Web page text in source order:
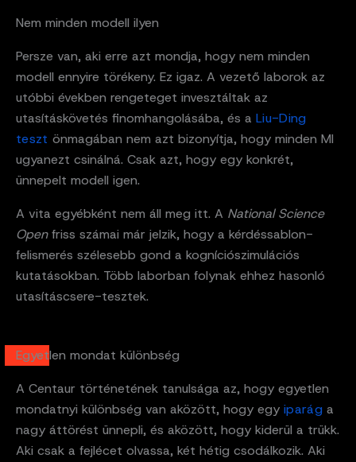
Nem minden modell ilyen
Persze van, aki erre azt mondja, hogy nem minden
modell ennyire törékeny. Ez igaz. A vezető laborok az
utóbbi években rengeteget invesztáltak az
utasításkövetés finomhangolásába, és a Liu-Ding
teszt önmagában nem azt bizonyítja, hogy minden MI
ugyanezt csinálná. Csak azt, hogy egy konkrét,
ünnepelt modell igen.
A vita egyébként nem áll meg itt. A National Science
Openfriss számai már jelzik, hogy a kérdéssablon-
felismerés szélesebb gond a kogníciószimulációs
kutatásokban. Több laborban folynak ehhez hasonló
utasításcsere-tesztek.
Egyetlen mondat különbség
A Centaur történetének tanulsága az, hogy egyetlen
mondatnyi különbség van aközött, hogy egy iparága
nagy áttörést ünnepli, és aközött, hogy kiderül a trükk.
Aki csak a fejlécet olvassa, két hétig csodálkozik. Aki